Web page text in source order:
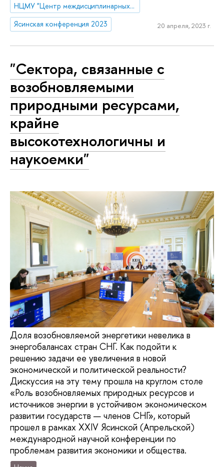
НЦМУ "Центр междисциплинарных исследований человеческого потенциала"
Ясинская конференция 2023
20 апреля, 2023 г.
"Сектора, связанные с
возобновляемыми
природными ресурсами,
крайне
высокотехнологичны и
наукоемки"
Доля возобновляемой энергетики невелика в
энергобалансах стран СНГ. Как подойти к
решению задачи ее увеличения в новой
экономической и политической реальности?
Дискуссия на эту тему прошла на круглом столе
«Роль возобновляемых природных ресурсов и
источников энергии в устойчивом экономическом
развитии государств — членов СНГ», который
прошел в рамках XXIV Ясинской (Апрельской)
международной научной конференции по
проблемам развития экономики и общества.